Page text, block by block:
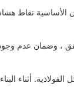
نقاط
، وضمان عدم
أثناء